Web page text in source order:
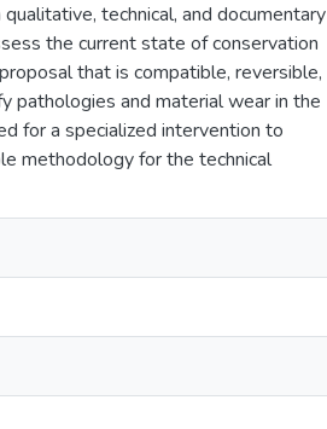
technical, and documentary
the current state of conservation
that is compatible, reversible,
pathologies and material wear in the
for a specialized intervention to
methodology for the technical